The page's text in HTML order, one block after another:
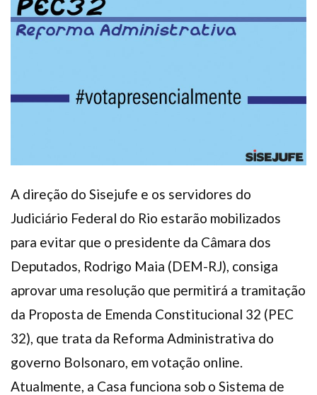
A direção do Sisejufe e os servidores do
Judiciário Federal do Rio estarão mobilizados
para evitar que o presidente da Câmara dos
Deputados, Rodrigo Maia (DEM-RJ), consiga
aprovar uma resolução que permitirá a tramitação
da Proposta de Emenda Constitucional 32 (PEC
32), que trata da Reforma Administrativa do
governo Bolsonaro, em votação online.
Atualmente, a Casa funciona sob o Sistema de